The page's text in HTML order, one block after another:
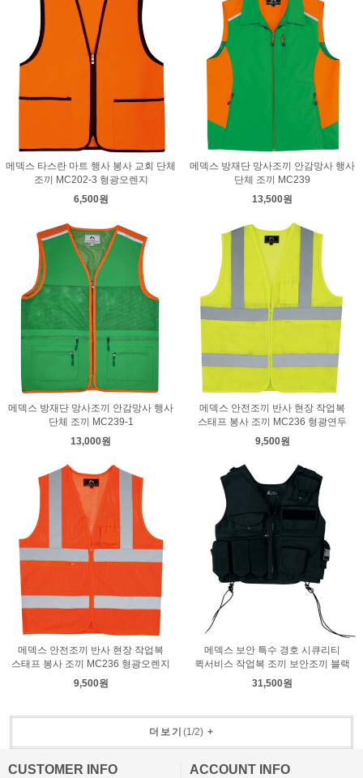
메덱스 타스란 마트 행사 봉사 교회 단체
조끼 MC202-3 형광오렌지
6,500원
메덱스 방재단 망사조끼 안감망사 행사
단체 조끼 MC239
13,500원
메덱스 방재단 망사조끼 안감망사 행사
단체 조끼 MC239-1
13,000원
메덱스 안전조끼 반사 현장 작업복
스태프 봉사 조끼 MC236 형광연두
9,500원
메덱스 안전조끼 반사 현장 작업복
스태프 봉사 조끼 MC236 형광오렌지
9,500원
메덱스 보안 특수 경호 시큐리티
퀵서비스 작업복 조끼 보안조끼 블랙
31,500원
더보기 (1/2)+
CUSTOMER INFO ACCOUNT INFO